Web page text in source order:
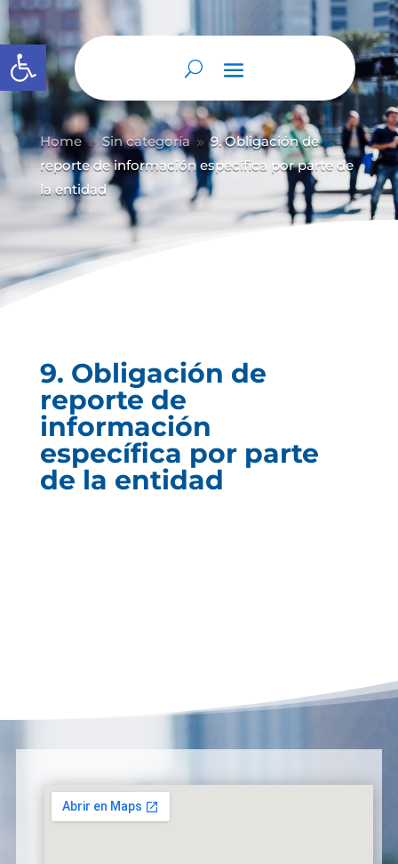
Abrir barra de herramientas
Home 9 Sin categoría 9 9. Obligación de
reporte de información específica por parte de
la entidad
9. Obligación de
reporte de
información
específica por parte
de la entidad